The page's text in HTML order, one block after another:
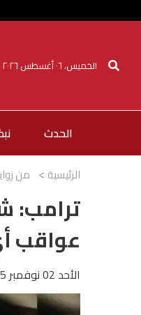
الخميس، ٠٦ أغسطس ٢٠٢٦ ١٦:٤٣
الحدث
الرئيسية من
ترامب:
عواقب
الأحد 02 نوفمبر 2025 | 07:29